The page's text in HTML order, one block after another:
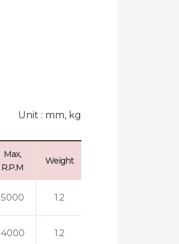
Unit : mm, kg
Max,
R.P.M
Weight
5000 1.2
4000 1.2